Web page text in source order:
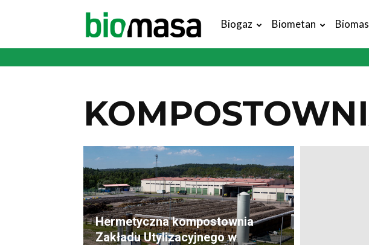
Magazyn
Biogaz Biometan
Hermetyczna kompostownia
Zakładu Utylizacyjnego w